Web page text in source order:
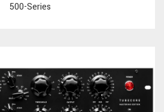
500-Series